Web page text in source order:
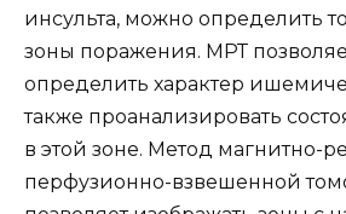
инсульта, можно определить
зоны поражения. МРТ
определить характер
также проанализировать
в этой зоне. Метод магнитно-
перфузионно-взвешенной